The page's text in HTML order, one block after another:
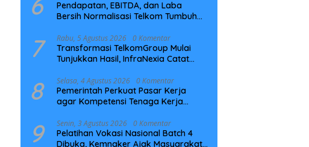
Pendapatan, EBITDA, dan Laba
Bersih Normalisasi Telkom Tumbuh
7 Rabu, 5 Agustus 2026 0 Komentar
Transformasi TelkomGroup Mulai
Tunjukkan Hasil, InfraNexia Catat
Digital Nasional
8 Selasa, 4 Agustus 2026 0 Komentar
Pemerintah Perkuat Pasar Kerja
agar Kompetensi Tenaga Kerja
9 Senin, 3 Agustus 2026 0 Komentar
Pelatihan Vokasi Nasional Batch 4
Dibuka, Kemnaker Ajak Masyarakat